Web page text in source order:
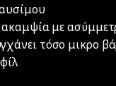
με
τόσο μικρο